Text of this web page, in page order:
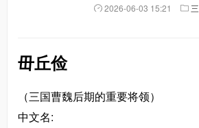
2026-06-03 15:21
毌丘俭
（三国曹魏后期的重要将领）
中文名: